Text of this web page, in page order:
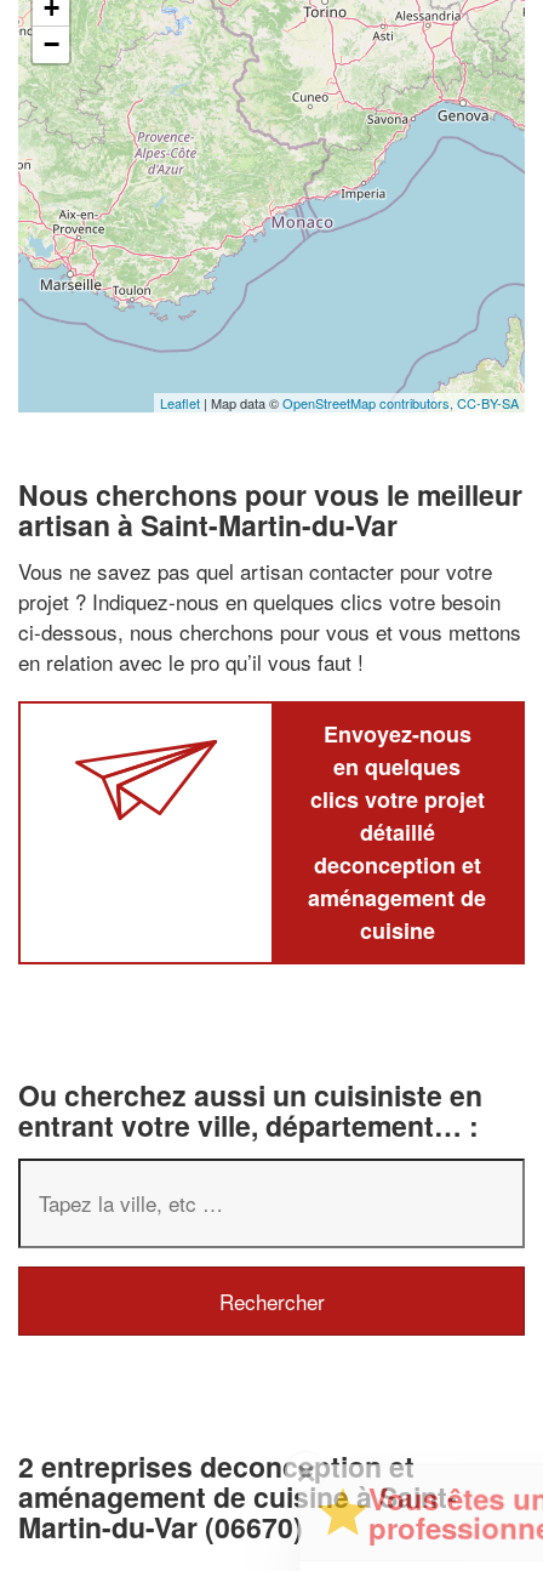
+
−
Leaflet | Map data ©OpenStreetMap contributors, CC-BY-SA
Nous cherchons pour vous le meilleur
artisan à Saint-Martin-du-Var
Vous ne savez pas quel artisan contacter pour votre
projet ? Indiquez-nous en quelques clics votre besoin
ci-dessous, nous cherchons pour vous et vous mettons
en relation avec le pro qu’il vous faut !
Envoyez-nous
en quelques
clics votre projet
détaillé
deconception et
aménagement de
cuisine
Ou cherchez aussi un cuisiniste en
entrant votre ville, département… :
2 entreprises deconception et
aménagement de cuisine à Saint-
Martin-du-Var (06670)
✕
Vous êtes un
professionnel ?